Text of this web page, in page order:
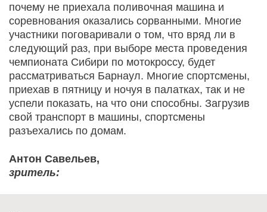
почему не приехала поливочная машина и
соревнования оказались сорванными. Многие
участники поговаривали о том, что вряд ли в
следующий раз, при выборе места проведения
чемпионата Сибири по мотокроссу, будет
рассматриваться Барнаул. Многие спортсмены,
приехав в пятницу и ночуя в палатках, так и не
успели показать, на что они способны. Загрузив
свой транспорт в машины, спортсмены
разъехались по домам.
Антон Савельев,
зритель: